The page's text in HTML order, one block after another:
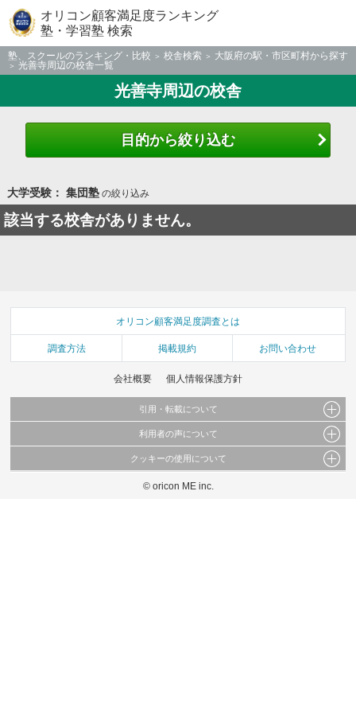
オリコン顧客満足度ランキング
塾・学習塾 検索
塾、スクールのランキング・比較 校舎検索
大阪府の駅・市区町村から探す
光善寺周辺の校舎一覧
光善寺周辺の校舎
目的から絞り込む
大学受験： 集団塾の絞り込み
該当する校舎がありません。
オリコン顧客満足度調査とは
調査方法 掲載規約 お問い合わせ
会社概要 個人情報保護方針
引用・転載について
当サイトで公開されている情報（文字、写真、イラスト、画像データ等）及びこれらの配
これらの情報を権利者の許可なく無断転載・複製などの二次利用を行うことは固く禁じて
利用者の声について
当サイトに掲載している内容はすべてサービスの利用者が提出された見解・感想です。
弊社の見解・ 意見ではないことをご理解いただいた上でご覧ください。
クッキーの使用について
このサイトでは Cookie を使用して、ユーザーに合わせたコンテンツや広告の表示、ソー
© oricon ME inc.